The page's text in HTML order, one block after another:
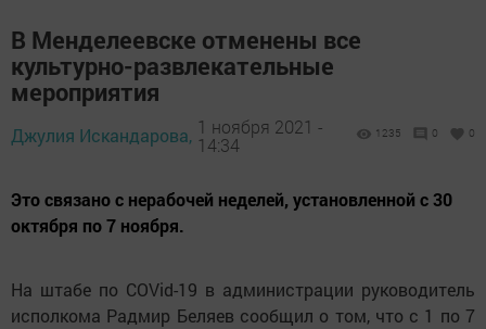
В Менделеевске отменены все
культурно-развлекательные
мероприятия
Джулия Искандарова, 1 ноября 2021 -
14:34
1235 0 0
Это связано с нерабочей неделей, установленной с 30
октября по 7 ноября.
На штабе по COVid-19 в администрации руководитель
исполкома Радмир Беляев сообщил о том, что с 1 по 7